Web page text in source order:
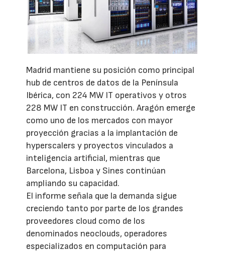
Madrid mantiene su posición como principal
hub de centros de datos de la Península
Ibérica, con 224 MW IT operativos y otros
228 MW IT en construcción. Aragón emerge
como uno de los mercados con mayor
proyección gracias a la implantación de
hyperscalers y proyectos vinculados a
inteligencia artificial, mientras que
Barcelona, Lisboa y Sines continúan
ampliando su capacidad.
El informe señala que la demanda sigue
creciendo tanto por parte de los grandes
proveedores cloud como de los
denominados neoclouds, operadores
especializados en computación para